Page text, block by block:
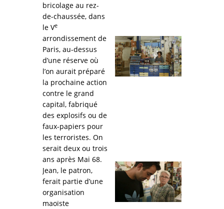
bricolage au rez-
de-chaussée, dans
le Ve
arrondissement de
Paris, au-dessus
d’une réserve où
l’on aurait préparé
la prochaine action
contre le grand
capital, fabriqué
des explosifs ou de
faux-papiers pour
les terroristes. On
serait deux ou trois
ans après Mai 68.
Jean, le patron,
ferait partie d’une
organisation
maoïste